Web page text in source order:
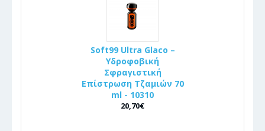
Soft99 Ultra Glaco –
Υδροφοβική
Σφραγιστική
Επίστρωση Τζαμιών 70
ml - 10310
20,70€